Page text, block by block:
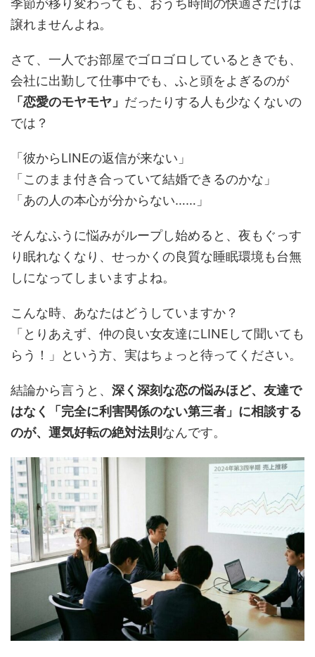
季節が移り変わっても、おうち時間の快適さだけは
譲れませんよね。
さて、一人でお部屋でゴロゴロしているときでも、
会社に出勤して仕事中でも、ふと頭をよぎるのが
「恋愛のモヤモヤ」 だったりする人も少なくないの
では？
「彼からLINEの返信が来ない」
「このまま付き合っていて結婚できるのかな」
「あの人の本心が分からない……」
そんなふうに悩みがループし始めると、夜もぐっす
り眠れなくなり、せっかくの良質な睡眠環境も台無
しになってしまいますよね。
こんな時、あなたはどうしていますか？
「とりあえず、仲の良い女友達にLINEして聞いても
らう！」という方、実はちょっと待ってください。
結論から言うと、 深く深刻な恋の悩みほど、友達で
はなく「完全に利害関係のない第三者」に相談する
のが、運気好転の絶対法則 なんです。